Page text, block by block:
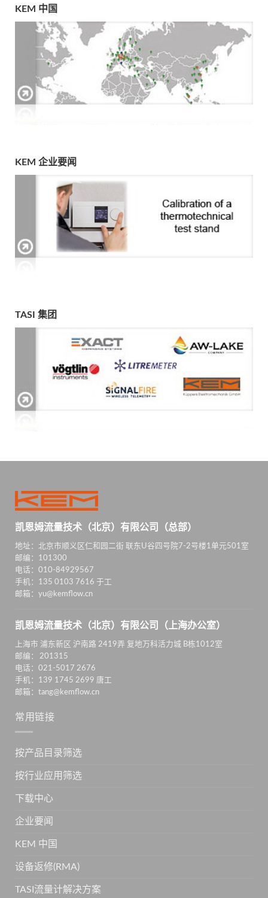
KEM 中国
KEM 企业要闻
TASI 集团
凯恩姆流量技术（北京）有限公司（总部）
地址：北京市顺义区仁和园二街 联东U谷四号院7-2号楼1单元501室
邮编：101300
电话：010-84929567
手机：135 0103 7616 于工
邮箱：yu@kemflow.cn
凯恩姆流量技术（北京）有限公司（上海办公室）
上海市 浦东新区 沪南路 2419弄 复地万科活力城 B栋1012室
邮编： 201315
电话：021-5017 2676
手机：139 1745 2699 唐工
邮箱：tang@kemflow.cn
常用链接
按产品目录筛选
按行业应用筛选
下载中心
企业要闻
KEM 中国
设备返修(RMA)
TASI流量计解决方案